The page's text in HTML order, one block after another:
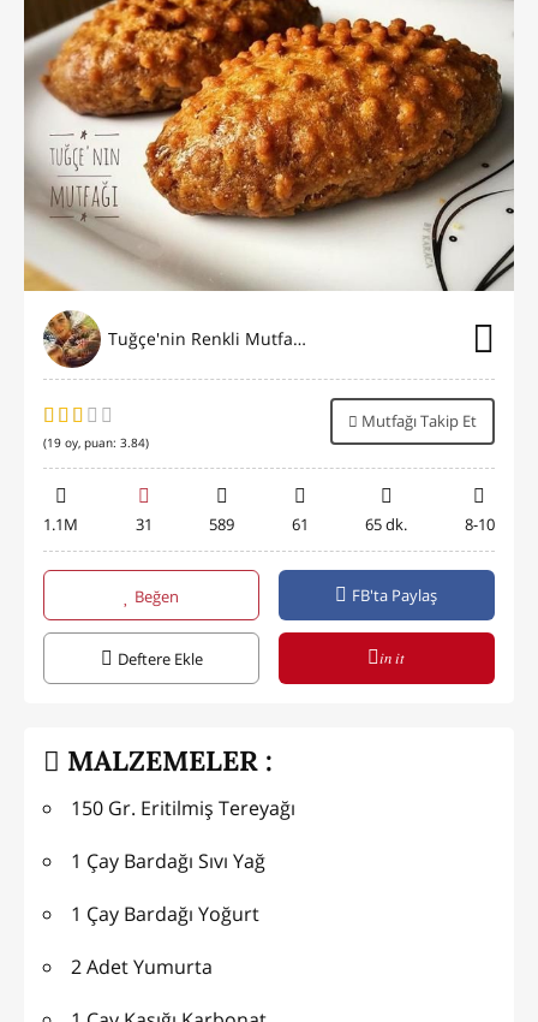
Tuğçe'nin Renkli Mutfağı⭐️
(19 oy, puan: 3.84)
Mutfağı Takip Et
1.1M 31 589 61 65 dk. 8-10
Beğen FB'ta Paylaş
Deftere Ekle in it
MALZEMELER :
150 Gr. Eritilmiş Tereyağı
1 Çay Bardağı Sıvı Yağ
1 Çay Bardağı Yoğurt
2 Adet Yumurta